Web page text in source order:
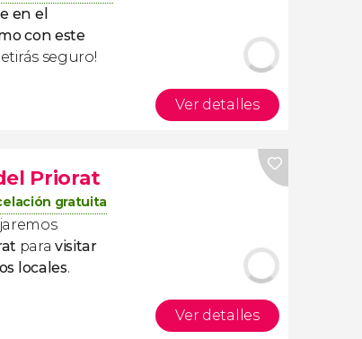
en el
con este
seguro!
Ver detalles
Priorat
gratuita
para visitar
locales.
Ver detalles